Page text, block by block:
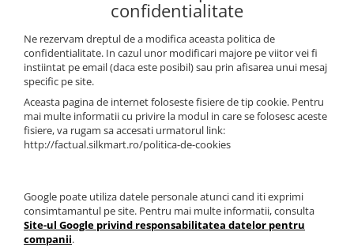
confidentialitate
Ne rezervam dreptul de a modifica aceasta politica de
confidentialitate. In cazul unor modificari majore pe viitor vei fi
instiintat pe email (daca este posibil) sau prin afisarea unui mesaj
specific pe site.
Aceasta pagina de internet foloseste fisiere de tip cookie. Pentru
mai multe informatii cu privire la modul in care se folosesc aceste
fisiere, va rugam sa accesati urmatorul link:
http://factual.silkmart.ro/politica-de-cookies
Google poate utiliza datele personale atunci cand iti exprimi
consimtamantul pe site. Pentru mai multe informatii, consulta
Site-ul Google privind responsabilitatea datelor pentru
companii.